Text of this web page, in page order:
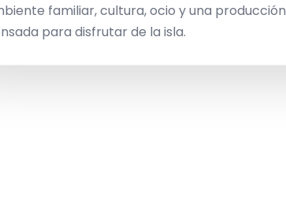
familiar, cultura, ocio y una producción
para disfrutar de la isla.